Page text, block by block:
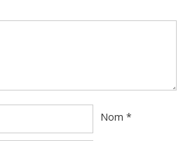
Nom *